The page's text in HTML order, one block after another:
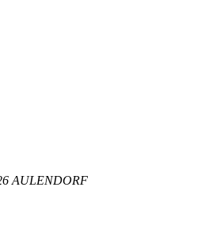
AULENDORF